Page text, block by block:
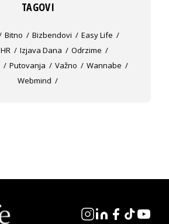
TAGOVI
Bitno Bizbendovi
Easy Life
HR Izjava Dana
Odrzime
Putovanja Važno
Wannabe
Webmind